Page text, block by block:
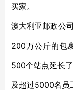
买家。
澳大利亚邮政公
200万公斤的包
500个站点延长
及超过5000名员